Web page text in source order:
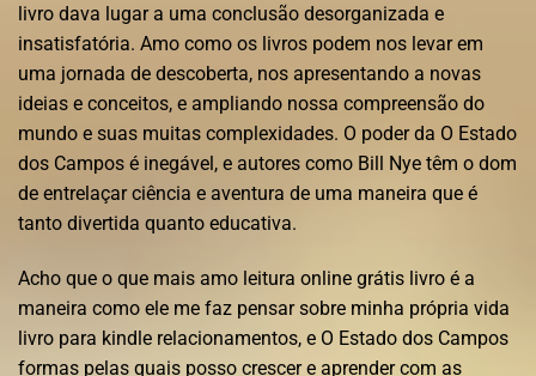
livro dava lugar a uma conclusão desorganizada e
insatisfatória. Amo como os livros podem nos levar em
uma jornada de descoberta, nos apresentando a novas
ideias e conceitos, e ampliando nossa compreensão do
mundo e suas muitas complexidades. O poder da O Estado
dos Campos é inegável, e autores como Bill Nye têm o dom
de entrelaçar ciência e aventura de uma maneira que é
tanto divertida quanto educativa.
Acho que o que mais amo leitura online grátis livro é a
maneira como ele me faz pensar sobre minha própria vida
livro para kindle relacionamentos, e O Estado dos Campos
formas pelas quais posso crescer e aprender com as